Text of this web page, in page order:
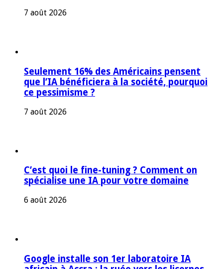
7 août 2026
Seulement 16% des Américains pensent
que l’IA bénéficiera à la société, pourquoi
ce pessimisme ?
7 août 2026
C’est quoi le fine-tuning ? Comment on
spécialise une IA pour votre domaine
6 août 2026
Google installe son 1er laboratoire IA